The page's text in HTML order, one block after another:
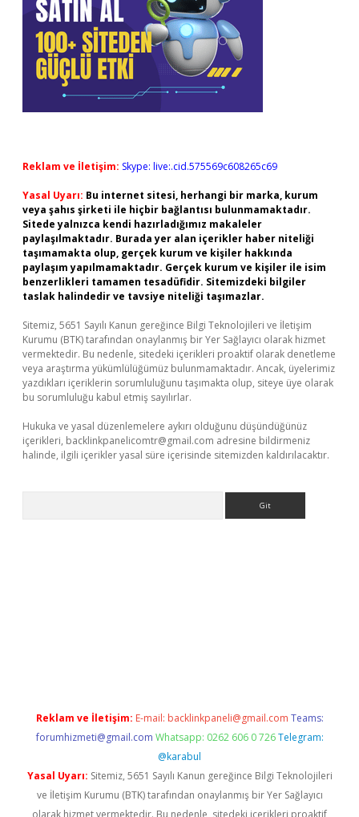
Reklam ve İletişim: Skype: live:.cid.575569c608265c69
Yasal Uyarı: Bu internet sitesi, herhangi bir marka, kurum
veya şahıs şirketi ile hiçbir bağlantısı bulunmamaktadır.
Sitede yalnızca kendi hazırladığımız makaleler
paylaşılmaktadır. Burada yer alan içerikler haber niteliği
taşımamakta olup, gerçek kurum ve kişiler hakkında
paylaşım yapılmamaktadır. Gerçek kurum ve kişiler ile isim
benzerlikleri tamamen tesadüfidir. Sitemizdeki bilgiler
taslak halindedir ve tavsiye niteliği taşımazlar.
Sitemiz, 5651 Sayılı Kanun gereğince Bilgi Teknolojileri ve İletişim
Kurumu (BTK) tarafından onaylanmış bir Yer Sağlayıcı olarak hizmet
vermektedir. Bu nedenle, sitedeki içerikleri proaktif olarak denetleme
veya araştırma yükümlülüğümüz bulunmamaktadır. Ancak, üyelerimiz
yazdıkları içeriklerin sorumluluğunu taşımakta olup, siteye üye olarak
bu sorumluluğu kabul etmiş sayılırlar.
Hukuka ve yasal düzenlemelere aykırı olduğunu düşündüğünüz
içerikleri, backlinkpanelicomtr@gmail.com adresine bildirmeniz
halinde, ilgili içerikler yasal süre içerisinde sitemizden kaldırılacaktır.
Reklam ve İletişim: E-mail: backlinkpaneli@gmail.com Teams:
forumhizmeti@gmail.com Whatsapp: 0262 606 0 726 Telegram:
@karabul
Yasal Uyarı: Sitemiz, 5651 Sayılı Kanun gereğince Bilgi Teknolojileri
ve İletişim Kurumu (BTK) tarafından onaylanmış bir Yer Sağlayıcı
olarak hizmet vermektedir. Bu nedenle, sitedeki içerikleri proaktif